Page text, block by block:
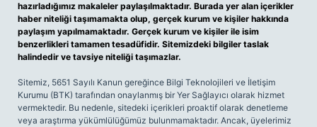
hazırladığımız makaleler paylaşılmaktadır. Burada yer alan içerikler
haber niteliği taşımamakta olup, gerçek kurum ve kişiler hakkında
paylaşım yapılmamaktadır. Gerçek kurum ve kişiler ile isim
benzerlikleri tamamen tesadüfidir. Sitemizdeki bilgiler taslak
halindedir ve tavsiye niteliği taşımazlar.
Sitemiz, 5651 Sayılı Kanun gereğince Bilgi Teknolojileri ve İletişim
Kurumu (BTK) tarafından onaylanmış bir Yer Sağlayıcı olarak hizmet
vermektedir. Bu nedenle, sitedeki içerikleri proaktif olarak denetleme
veya araştırma yükümlülüğümüz bulunmamaktadır. Ancak, üyelerimiz